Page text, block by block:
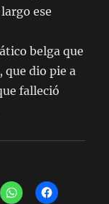
ese
belga que
dio pie a
falleció